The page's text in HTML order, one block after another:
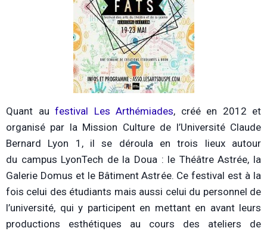
Quant au festival Les Arthémiades, créé en 2012 et
organisé par la Mission Culture de l’Université Claude
Bernard Lyon 1, il se déroula en trois lieux autour
du campus LyonTech de la Doua : le Théâtre Astrée, la
Galerie Domus et le Bâtiment Astrée. Ce festival est à la
fois celui des étudiants mais aussi celui du personnel de
l’université, qui y participent en mettant en avant leurs
productions esthétiques au cours des ateliers de